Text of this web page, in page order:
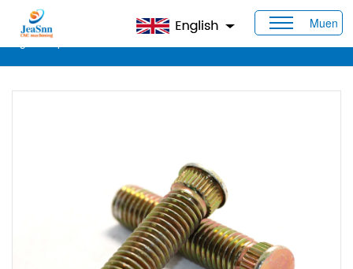
Muen
Casa Viti e dadi personalizzati
> Perno ruota
zigrinato personalizzato